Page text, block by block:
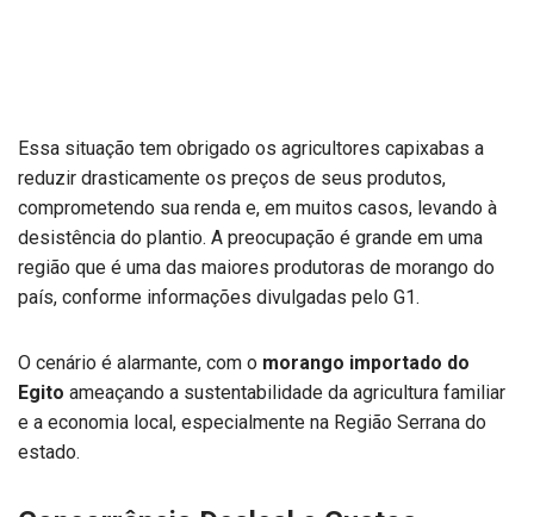
Essa situação tem obrigado os agricultores capixabas a
reduzir drasticamente os preços de seus produtos,
comprometendo sua renda e, em muitos casos, levando à
desistência do plantio. A preocupação é grande em uma
região que é uma das maiores produtoras de morango do
país, conforme informações divulgadas pelo G1.
O cenário é alarmante, com o morango importado do
Egito ameaçando a sustentabilidade da agricultura familiar
e a economia local, especialmente na Região Serrana do
estado.